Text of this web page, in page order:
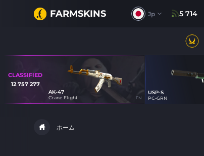
FARMSKINS Jp 5 714
CLASSIFIED
12 757 277
AK-47
Crane Flight FN
USP-S
PC-GRN
ホーム